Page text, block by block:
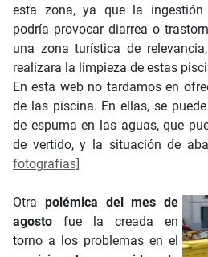
esta zona, ya que la ingestión
podría provocar diarrea o
una zona turística de
realizara la limpieza de estas
En esta web no tardamos en
de las piscina. En ellas, se
de espuma en las aguas, que
de vertido, y la situación de
fotografías]
Otra polémica del mes de
agosto fue la creada en
torno a los problemas en el